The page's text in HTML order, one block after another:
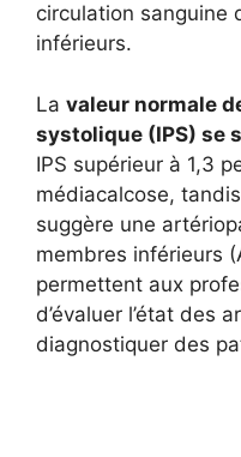
circulation sanguine
inférieurs.
La valeur normale
systolique (IPS) se
IPS supérieur à 1,3
médiacalcose,
suggère une
membres inférieurs
permettent aux
d’évaluer l’état des
diagnostiquer des